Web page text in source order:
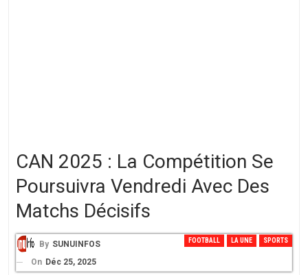
‎CAN 2025 : La Compétition Se
Poursuivra Vendredi Avec Des
Matchs Décisifs
FOOTBALL LA UNE SPORTS
By SUNUINFOS
On Déc 25, 2025